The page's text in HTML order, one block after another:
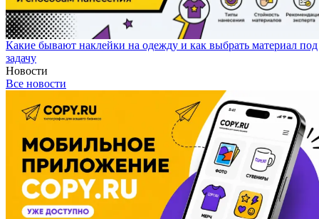
Какие бывают наклейки на одежду и как выбрать материал под
задачу
Новости
Все новости